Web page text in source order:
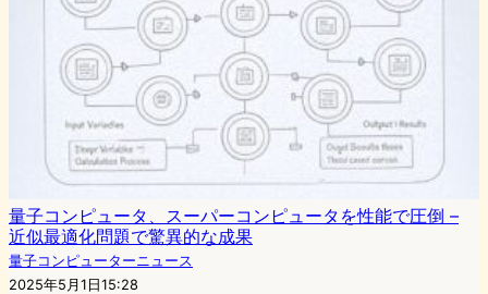
量子コンピュータ、スーパーコンピュータを性能で圧倒 –
近似最適化問題で驚異的な成果
量子コンピューターニュース
2025年5月1日15:28